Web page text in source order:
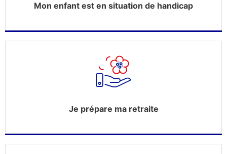
Mon enfant est en situation de handicap
Je prépare ma retraite